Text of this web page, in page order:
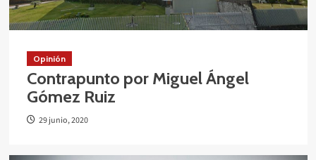
Opinión
Contrapunto por Miguel Ángel
Gómez Ruiz
29 junio, 2020